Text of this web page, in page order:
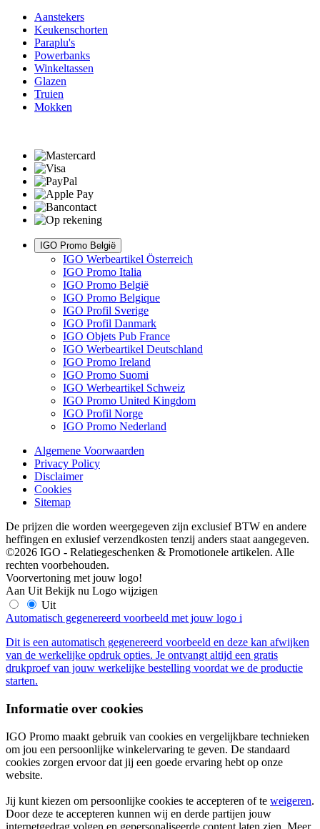
Aanstekers
Keukenschorten
Paraplu's
Powerbanks
Winkeltassen
Glazen
Truien
Mokken
IGO Promo België
IGO Werbeartikel Österreich
IGO Promo Italia
IGO Promo België
IGO Promo Belgique
IGO Profil Sverige
IGO Profil Danmark
IGO Objets Pub France
IGO Werbeartikel Deutschland
IGO Promo Ireland
IGO Promo Suomi
IGO Werbeartikel Schweiz
IGO Promo United Kingdom
IGO Profil Norge
IGO Promo Nederland
Algemene Voorwaarden
Privacy Policy
Disclaimer
Cookies
Sitemap
De prijzen die worden weergegeven zijn exclusief BTW en andere
heffingen en exlusief verzendkosten tenzij anders staat aangegeven.
©2026 IGO - Relatiegeschenken & Promotionele artikelen. Alle
rechten voorbehouden.
Voorvertoning met jouw logo!
Aan Uit Bekijk nu Logo wijzigen
Uit
Automatisch gegenereerd voorbeeld met jouw logo i
Dit is een automatisch gegenereerd voorbeeld en deze kan afwijken
van de werkelijke opdruk opties. Je ontvangt altijd een gratis
drukproef van jouw werkelijke bestelling voordat we de productie
starten.
Informatie over cookies
IGO Promo maakt gebruik van cookies en vergelijkbare technieken
om jou een persoonlijke winkelervaring te geven. De standaard
cookies zorgen ervoor dat jij een goede ervaring hebt op onze
website.
Jij kunt kiezen om persoonlijke cookies te accepteren of te weigeren.
Door deze te accepteren kunnen wij en derde partijen jouw
internetgedrag volgen en gepersonaliseerde content laten zien. Meer